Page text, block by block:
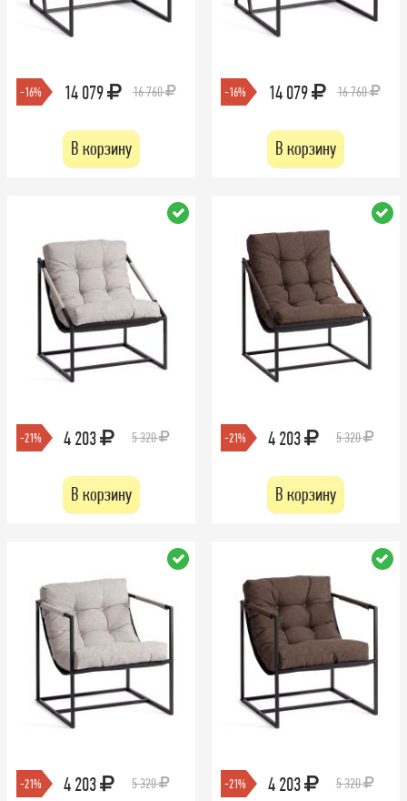
-16% 14 079 16 760
В корзину
-16% 14 079 16 760
В корзину
-21% 4 203 5 320
В корзину
-21% 4 203 5 320
В корзину
-21% 4 203 5 320 -21% 4 203 5 320